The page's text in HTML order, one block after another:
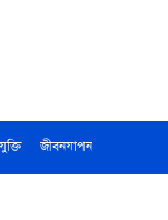
জীবনযাপন